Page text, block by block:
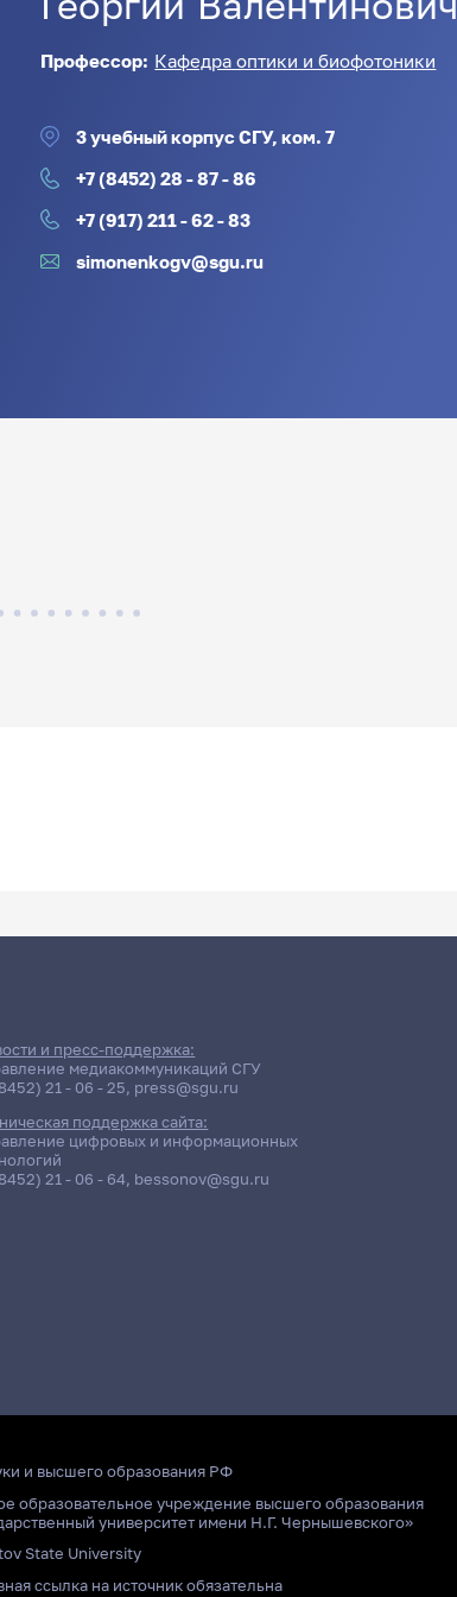
Профессор: Кафедра оптики и биофотоники
3 учебный корпус СГУ, ком. 7
+7 (8452) 28 - 87 - 86
+7 (917) 211 - 62 - 83
simonenkogv@sgu.ru
и пресс-поддержка:
медиакоммуникаций СГУ
21 - 06 - 25, press@sgu.ru
поддержка сайта:
цифровых и информационных
21 - 06 - 64, bessonov@sgu.ru
и высшего образования РФ
образовательное учреждение высшего образования
университет имени Н.Г. Чернышевского»
State University
ссылка на источник обязательна